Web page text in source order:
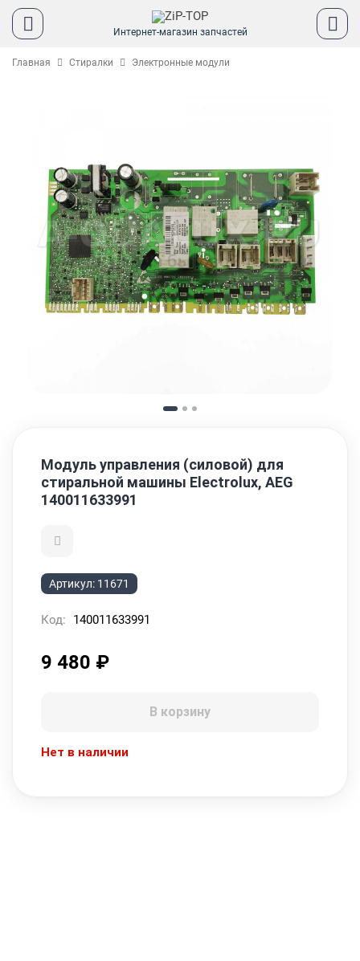
Интернет-магазин запчастей
Главная Стиралки Электронные модули
Модуль управления (силовой) для
стиральной машины Electrolux, AEG
140011633991
Артикул: 11671
Код: 140011633991
9 480 ₽
В корзину
Нет в наличии